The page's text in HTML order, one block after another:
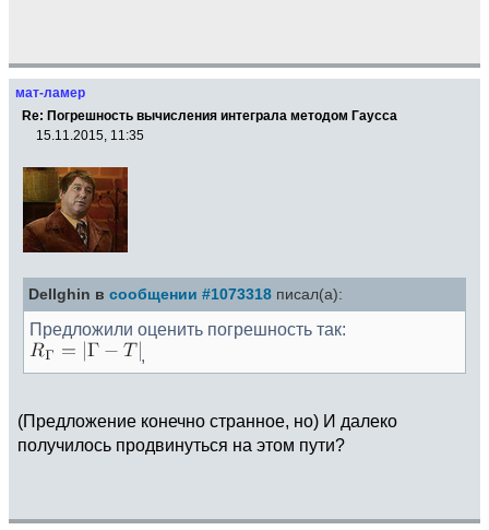
мат-ламер
Re: Погрешность вычисления интеграла методом Гаусса
15.11.2015, 11:35
Dellghin в сообщении #1073318 писал(а):
Предложили оценить погрешность так:
,
(Предложение конечно странное, но) И далеко
получилось продвинуться на этом пути?